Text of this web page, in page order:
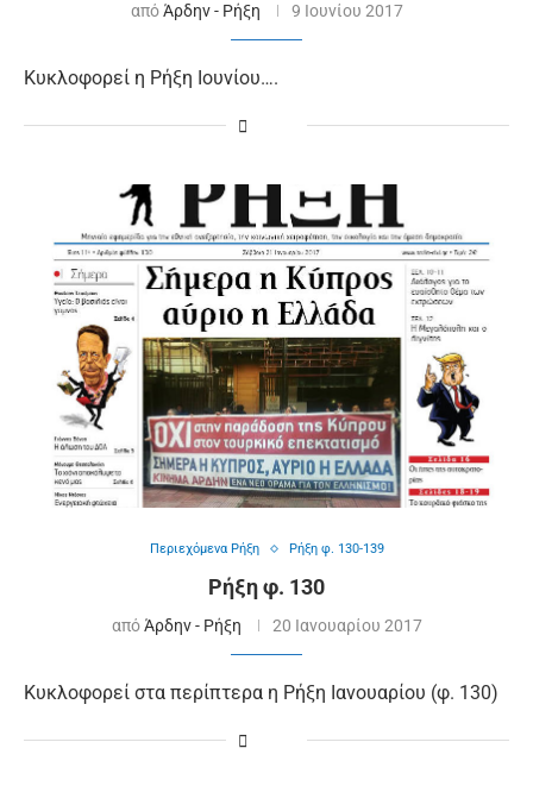
απόΆρδην - Ρήξη 9 Ιουνίου 2017
Κυκλοφορεί η Ρήξη Ιουνίου….
Περιεχόμενα Ρήξη Ρήξη φ. 130-139
Ρήξη φ. 130
απόΆρδην - Ρήξη 20 Ιανουαρίου 2017
Κυκλοφορεί στα περίπτερα η Ρήξη Ιανουαρίου (φ. 130)